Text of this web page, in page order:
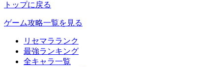
トップに戻る
ゲーム攻略一覧を見る
リセマラランク
最強ランキング
全キャラ一覧